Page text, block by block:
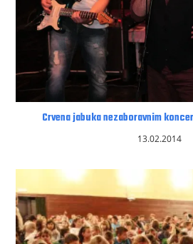
Crvena jabuka nezaboravnim
13.02.2014